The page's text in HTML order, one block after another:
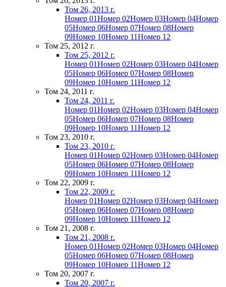
Том 26, 2013 г.
Номер 01Номер 02Номер 03Номер 04Номер
05Номер 06Номер 07Номер 08Номер
09Номер 10Номер 11Номер 12
Том 25, 2012 г.
Том 25, 2012 г.
Номер 01Номер 02Номер 03Номер 04Номер
05Номер 06Номер 07Номер 08Номер
09Номер 10Номер 11Номер 12
Том 24, 2011 г.
Том 24, 2011 г.
Номер 01Номер 02Номер 03Номер 04Номер
05Номер 06Номер 07Номер 08Номер
09Номер 10Номер 11Номер 12
Том 23, 2010 г.
Том 23, 2010 г.
Номер 01Номер 02Номер 03Номер 04Номер
05Номер 06Номер 07Номер 08Номер
09Номер 10Номер 11Номер 12
Том 22, 2009 г.
Том 22, 2009 г.
Номер 01Номер 02Номер 03Номер 04Номер
05Номер 06Номер 07Номер 08Номер
09Номер 10Номер 11Номер 12
Том 21, 2008 г.
Том 21, 2008 г.
Номер 01Номер 02Номер 03Номер 04Номер
05Номер 06Номер 07Номер 08Номер
09Номер 10Номер 11Номер 12
Том 20, 2007 г.
Том 20, 2007 г.